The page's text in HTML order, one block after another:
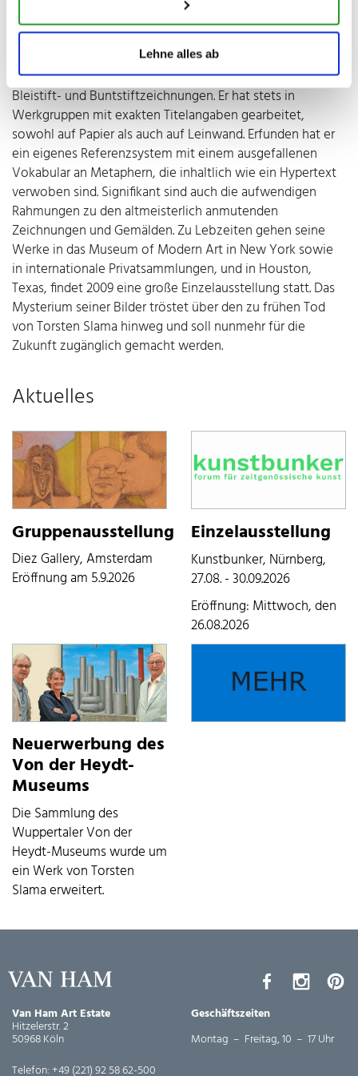
Lehne alles ab
Schlüsselbegriffe zum Verständnis seines Werkes. Nach
den Stationen in Berlin und Brüssel wohnt und arbeitet
Torsten Slama wieder in Köln.
Der Nachlass von Torsten Slama besteht aus Gemälden,
Bleistift- und Buntstiftzeichnungen. Er hat stets in
Werkgruppen mit exakten Titelangaben gearbeitet,
sowohl auf Papier als auch auf Leinwand. Erfunden hat er
ein eigenes Referenzsystem mit einem ausgefallenen
Vokabular an Metaphern, die inhaltlich wie ein Hypertext
verwoben sind. Signifikant sind auch die aufwendigen
Rahmungen zu den altmeisterlich anmutenden
Zeichnungen und Gemälden. Zu Lebzeiten gehen seine
Werke in das Museum of Modern Art in New York sowie
in internationale Privatsammlungen, und in Houston,
Texas, findet 2009 eine große Einzelausstellung statt. Das
Mysterium seiner Bilder tröstet über den zu frühen Tod
von Torsten Slama hinweg und soll nunmehr für die
Zukunft zugänglich gemacht werden.
Aktuelles
Gruppenausstellung
Diez Gallery, Amsterdam
Eröffnung am 5.9.2026
Einzelausstellung
Kunstbunker, Nürnberg,
27.08. - 30.09.2026
Eröffnung: Mittwoch, den
26.08.2026
Neuerwerbung des
Von der Heydt-
Museums
Die Sammlung des
Wuppertaler Von der
Heydt-Museums wurde um
ein Werk von Torsten
Slama erweitert.
Van Ham Art Estate
Hitzelerstr. 2
50968 Köln
Telefon: +49 (221) 92 58 62-500
Geschäftszeiten
Montag – Freitag, 10 – 17 Uhr